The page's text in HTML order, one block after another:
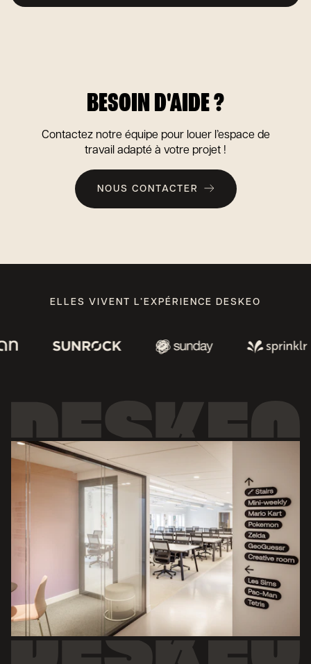
BESOIN D'AIDE ?
Contactez notre équipe pour louer l’espace de
travail adapté à votre projet !
NOUS CONTACTER
ELLES VIVENT L’EXPÉRIENCE DESKEO